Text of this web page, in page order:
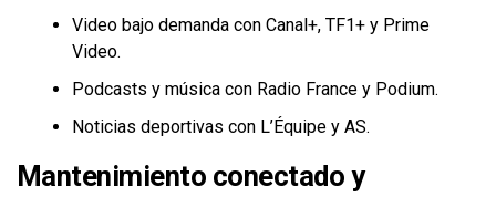
Video bajo demanda con Canal+, TF1+ y Prime
Video.
Podcasts y música con Radio France y Podium.
Noticias deportivas con L’Équipe y AS.
Mantenimiento conectado y